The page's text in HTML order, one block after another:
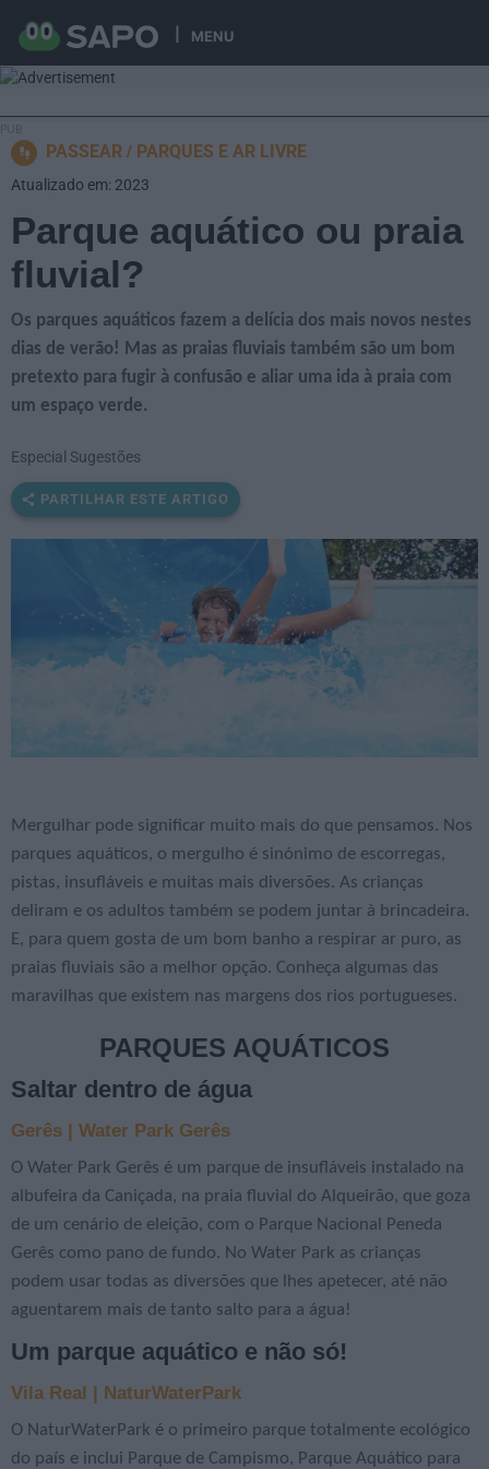
MENU
PASSEAR PARQUES E AR LIVRE
Parque aquático ou praia
fluvial?
Os parques aquáticos fazem a delícia dos mais novos nestes
dias de verão! Mas as praias fluviais também são um bom
pretexto para fugir à confusão e aliar uma ida à praia com
um espaço verde.
Especial Sugestões
PARTILHAR ESTE ARTIGO
Mergulhar pode significar muito mais do que pensamos. Nos
parques aquáticos, o mergulho é sinónimo de escorregas,
pistas, insufláveis e muitas mais diversões. As crianças
deliram e os adultos também se podem juntar à brincadeira.
E, para quem gosta de um bom banho a respirar ar puro, as
praias fluviais são a melhor opção. Conheça algumas das
maravilhas que existem nas margens dos rios portugueses.
PARQUES AQUÁTICOS
Saltar dentro de água
Gerês | Water Park Gerês
O Water Park Gerês é um parque de insufláveis instalado na
albufeira da Caniçada, na praia fluvial do Alqueirão, que goza
de um cenário de eleição, com o Parque Nacional Peneda
Gerês como pano de fundo. No Water Park as crianças
podem usar todas as diversões que lhes apetecer, até não
aguentarem mais de tanto salto para a água!
Um parque aquático e não só!
Vila Real | NaturWaterPark
O NaturWaterPark é o primeiro parque totalmente ecológico
do país e inclui Parque de Campismo, Parque Aquático para
Atualizado em: 2023